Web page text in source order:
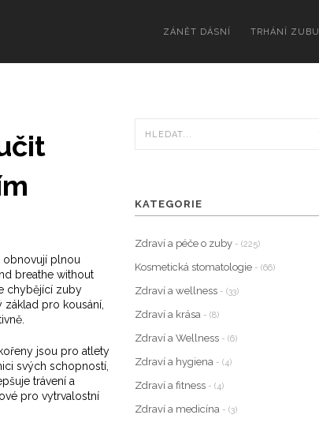
ZÁNĚT DÁSNÍ TRHÁNÍ ZUBU
obnovují plnou
breathe without
chybějící zuby
pro kousání,
jsou pro atlety
svých schopností,
trávení a
pro vytrvalostní
KATEGORIE
Zdraví a péče o zuby - (225)
Kosmetická stomatologie - (66)
Zdraví a wellness - (33)
Zdraví a krása - (8)
Zdraví a Wellness - (6)
Zdraví a hygiena - (4)
Zdraví a fitness - (4)
Zdraví a medicína - (3)